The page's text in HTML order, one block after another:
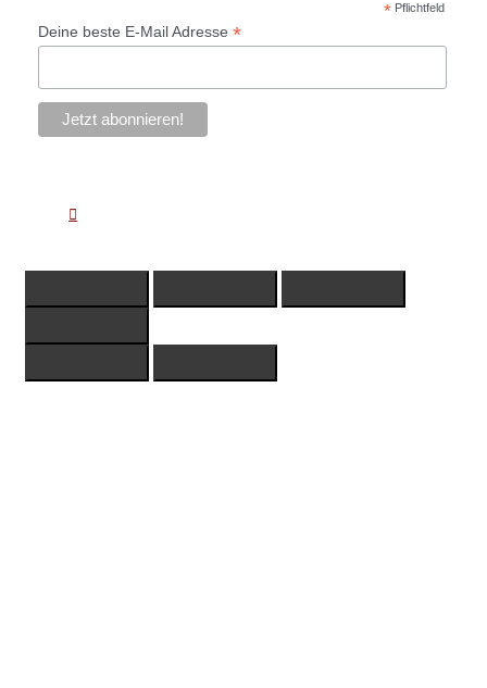
* Pflichtfeld
Deine beste E-Mail Adresse*